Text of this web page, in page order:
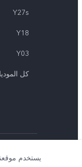
Y27s
Y18
Y03
كل
يستخدم